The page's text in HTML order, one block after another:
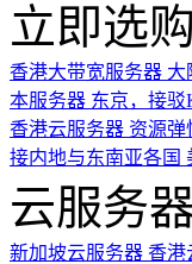
立即选购
香港大带宽服务器 大
本服务器 东京，接
香港云服务器 资源弹
接内地与东南亚各国
云服务
新加坡云服务器 香港